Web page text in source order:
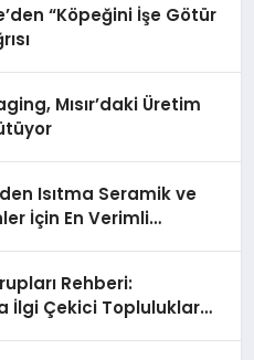
“Köpeğini İşe Götür
Mısır’daki Üretim
Isıtma Seramik ve
İçin En Verimli
Rehberi:
İlgi Çekici Topluluklar